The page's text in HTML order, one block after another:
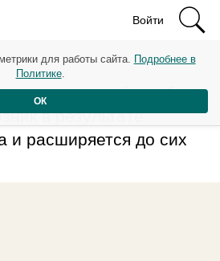
Войти
бензобак
в результате
и расширяется до сих
для работы сайта. Подробнее в
Политике.
ОК